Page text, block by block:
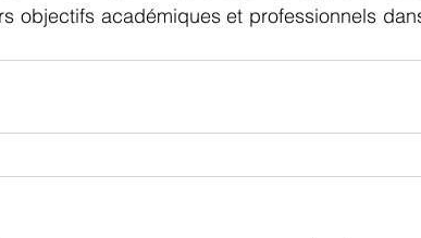
objectifs académiques et professionnels